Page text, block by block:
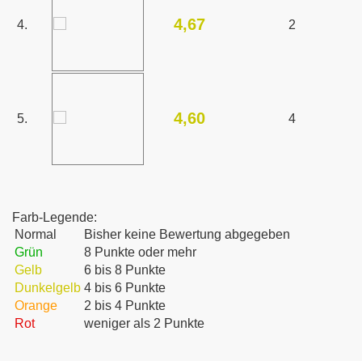
4. 4,67 2
5. 4,60 4
Farb-Legende:
Normal
Bisher keine Bewertung abgegeben
Grün
8 Punkte oder mehr
Gelb
6 bis 8 Punkte
Dunkelgelb 4 bis 6 Punkte
Orange
2 bis 4 Punkte
Rot
weniger als 2 Punkte